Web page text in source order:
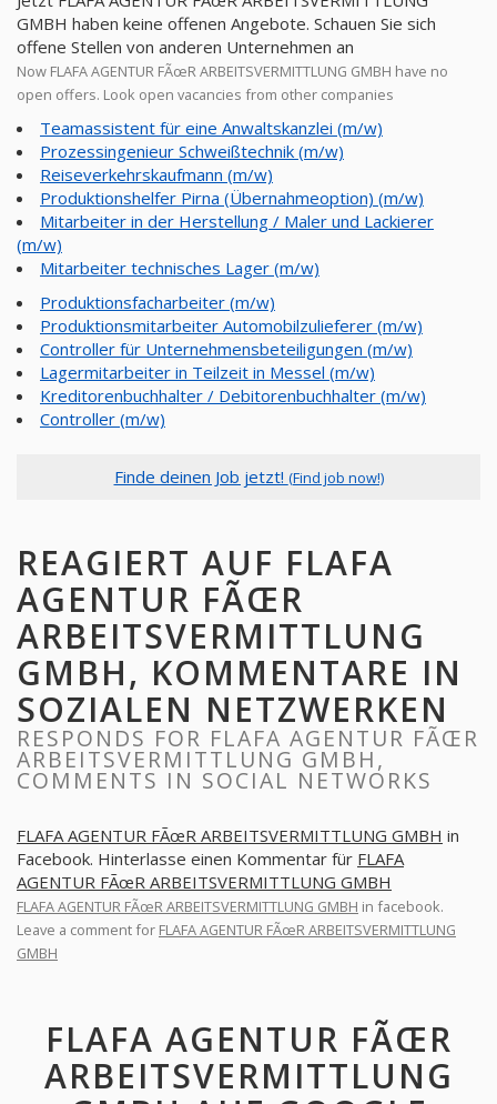
GMBH haben keine offenen Angebote. Schauen Sie sich
offene Stellen von anderen Unternehmen an
Now FLAFA AGENTUR FÃœR ARBEITSVERMITTLUNG GMBH have no
open offers. Look open vacancies from other companies
Teamassistent für eine Anwaltskanzlei (m/w)
Prozessingenieur Schweißtechnik (m/w)
Reiseverkehrskaufmann (m/w)
Produktionshelfer Pirna (Übernahmeoption) (m/w)
Mitarbeiter in der Herstellung / Maler und Lackierer
(m/w)
Mitarbeiter technisches Lager (m/w)
Produktionsfacharbeiter (m/w)
Produktionsmitarbeiter Automobilzulieferer (m/w)
Controller für Unternehmensbeteiligungen (m/w)
Lagermitarbeiter in Teilzeit in Messel (m/w)
Kreditorenbuchhalter / Debitorenbuchhalter (m/w)
Controller (m/w)
Finde deinen Job jetzt! (Find job now!)
REAGIERT AUF FLAFA
AGENTUR FÃŒR
ARBEITSVERMITTLUNG
GMBH, KOMMENTARE IN
SOZIALEN NETZWERKEN
RESPONDS FOR FLAFA AGENTUR FÃŒR
ARBEITSVERMITTLUNG GMBH,
COMMENTS IN SOCIAL NETWORKS
FLAFA AGENTUR FÃœR ARBEITSVERMITTLUNG GMBH in
Facebook. Hinterlasse einen Kommentar für FLAFA
AGENTUR FÃœR ARBEITSVERMITTLUNG GMBH
FLAFA AGENTUR FÃœR ARBEITSVERMITTLUNG GMBH in facebook.
Leave a comment for FLAFA AGENTUR FÃœR ARBEITSVERMITTLUNG
GMBH
FLAFA AGENTUR FÃŒR
ARBEITSVERMITTLUNG